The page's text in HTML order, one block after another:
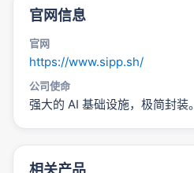
官网信息
官网
https://www.sipp.sh/
公司使命
强大的 AI 基础设施，极简封装。
相关产品